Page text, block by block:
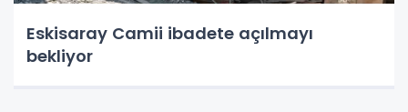
Eskisaray Camii ibadete açılmayı
bekliyor